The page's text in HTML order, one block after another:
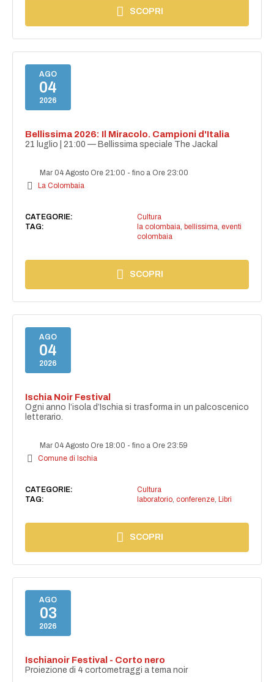
SCOPRI
AGO
04
2026
Bellissima 2026: Il Miracolo. Campioni d'Italia
21 luglio | 21:00 — Bellissima speciale The Jackal
Mar 04 Agosto Ore 21:00 -fino a Ore 23:00
La Colombaia
CATEGORIE:
Cultura
TAG:
la colombaia, bellissima, eventi
colombaia
SCOPRI
AGO
04
2026
Ischia Noir Festival
Ogni anno l’isola d’Ischia si trasforma in un palcoscenico
letterario.
Mar 04 Agosto Ore 18:00 -fino a Ore 23:59
Comune di Ischia
CATEGORIE:
Cultura
TAG:
laboratorio, conferenze, Libri
SCOPRI
AGO
03
2026
Ischianoir Festival - Corto nero
Proiezione di 4 cortometraggi a tema noir